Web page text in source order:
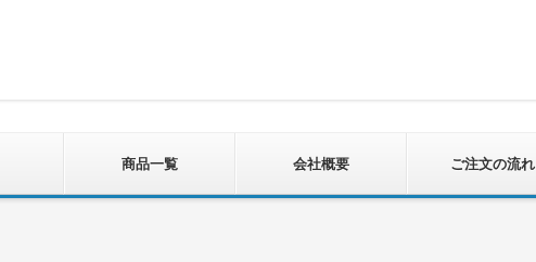
商品一覧 会社概要 ご注文の流れ